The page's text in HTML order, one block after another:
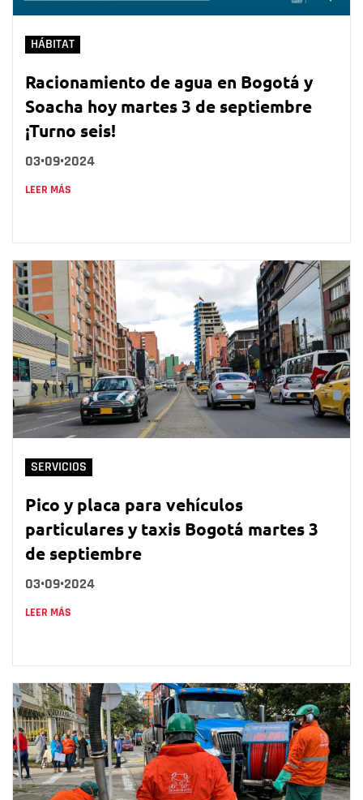
HÁBITAT
Racionamiento de agua en Bogotá y
Soacha hoy martes 3 de septiembre
¡Turno seis!
03•09•2024
LEER MÁS
SERVICIOS
Pico y placa para vehículos
particulares y taxis Bogotá martes 3
de septiembre
03•09•2024
LEER MÁS